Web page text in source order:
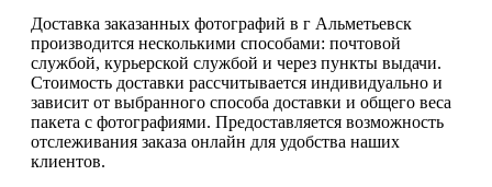
Доставка заказанных фотографий в г Альметьевск
производится несколькими способами: почтовой
службой, курьерской службой и через пункты выдачи.
Стоимость доставки рассчитывается индивидуально и
зависит от выбранного способа доставки и общего веса
пакета с фотографиями. Предоставляется возможность
отслеживания заказа онлайн для удобства наших
клиентов.